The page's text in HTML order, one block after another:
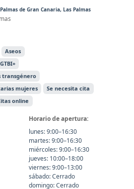
de Gran Canaria, Las Palmas
Aseos
transgénero
mujeres
Se necesita cita
online
Horario de apertura:
lunes: 9:00–16:30
martes: 9:00–16:30
miércoles: 9:00–16:30
jueves: 10:00–18:00
viernes: 9:00–13:00
sábado: Cerrado
domingo: Cerrado